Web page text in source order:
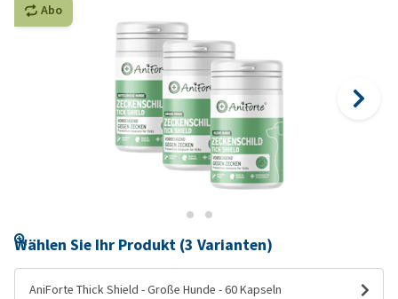
Abo
Wählen Sie Ihr Produkt (3 Varianten)
AniForte Thick Shield - Große Hunde - 60 Kapseln